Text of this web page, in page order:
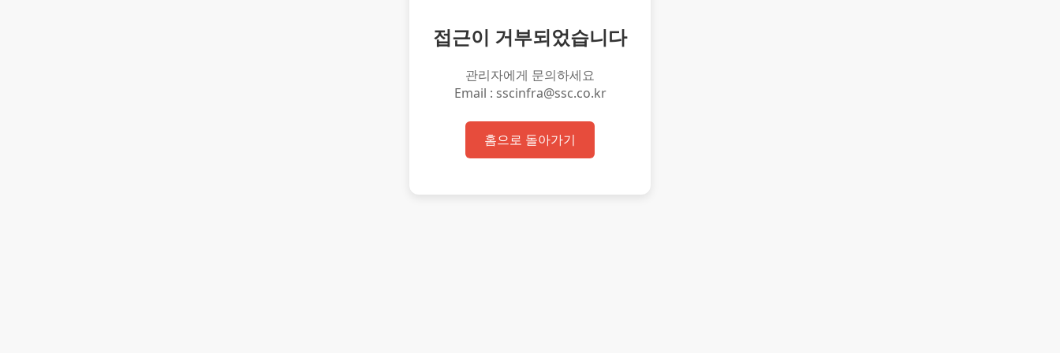
접근이 거부되었습니다
관리자에게 문의하세요
Email : sscinfra@ssc.co.kr
홈으로 돌아가기